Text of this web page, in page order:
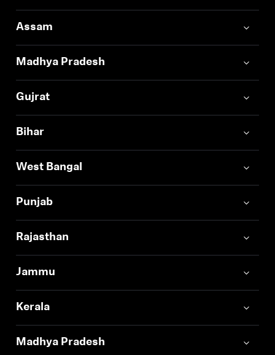
Assam
Madhya Pradesh
Gujrat
Bihar
West Bangal
Punjab
Rajasthan
Jammu
Kerala
Madhya Pradesh